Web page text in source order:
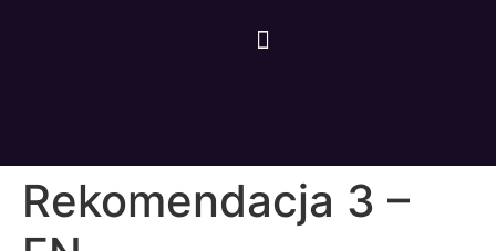
Rekomendacja 3 –